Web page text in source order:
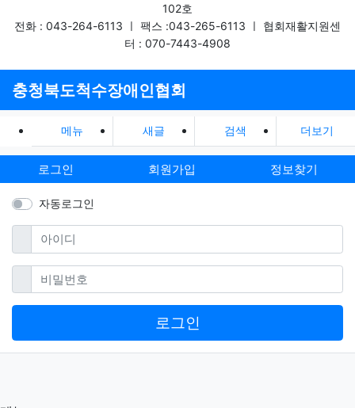
102호
전화 : 043-264-6113 ㅣ 팩스 :043-265-6113 ㅣ 협회재활지원센
터 : 070-7443-4908
충청북도척수장애인협회
메뉴 새글 검색 더보기
로그인 회원가입 정보찾기
자동로그인
아이디필수
비밀번호필수
로그인